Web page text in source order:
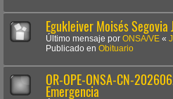
Egukleiver Moisés Segovia
Último mensaje por ONSA/VE «
Publicado en Obituario
OR-OPE-ONSA-CN-
Emergencia